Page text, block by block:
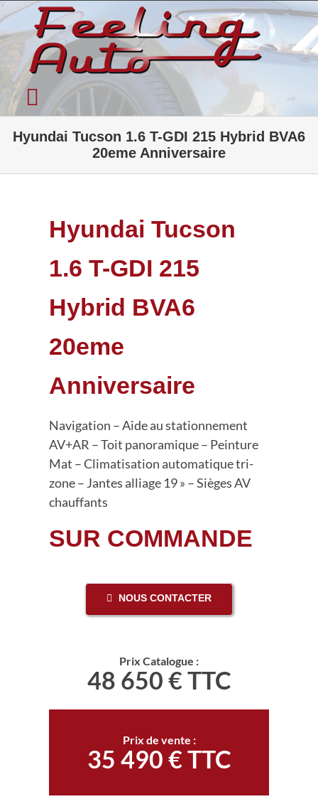
Passer
au
contenu
Toggle
Navigation
Qui sommes-nous ?
Occasions Récentes
Autres prestations et Tarifs
Actualité
Hyundai Tucson 1.6 T-GDI 215 Hybrid BVA6
20eme Anniversaire
Hyundai Tucson
1.6 T-GDI 215
Hybrid BVA6
20eme
Anniversaire
Navigation – Aide au stationnement
AV+AR – Toit panoramique – Peinture
Mat – Climatisation automatique tri-
zone – Jantes alliage 19 » – Sièges AV
chauffants
SUR COMMANDE
NOUS CONTACTER
Prix Catalogue :
48 650 € TTC
Prix de vente :
35 490 € TTC